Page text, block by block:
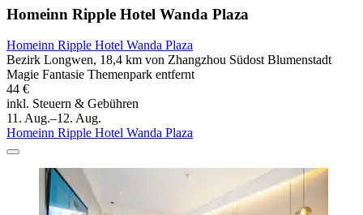
Homeinn Ripple Hotel Wanda Plaza
Homeinn Ripple Hotel Wanda Plaza
Bezirk Longwen, 18,4 km von Zhangzhou Südost Blumenstadt
Magie Fantasie Themenpark entfernt
44 €
inkl. Steuern & Gebühren
11. Aug.–12. Aug.
Homeinn Ripple Hotel Wanda Plaza